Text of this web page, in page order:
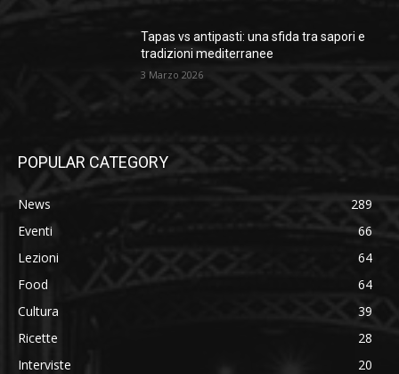
Tapas vs antipasti: una sfida tra sapori e
tradizioni mediterranee
3 Marzo 2026
POPULAR CATEGORY
News
289
Eventi
66
Lezioni
64
Food
64
Cultura
39
Ricette
28
Interviste
20